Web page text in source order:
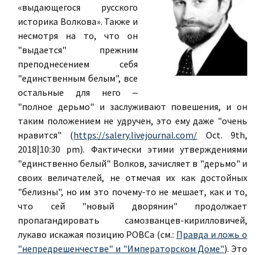
«выдающегося русского
историка Волкова». Также и
несмотря на то, что он
"выдается" прежним
преподнесением себя
"единственным белым", все
остальные для него ‒
"полное дерьмо" и заслуживают повешения, и он
таким положением не удручен, это ему даже "очень
нравится" (https://salery.livejournal.com/ Oct. 9th,
2018|10:30 pm). Фактически этими утверждениями
"единственно белый" Волков, зачисляет в "дерьмо" и
своих величателей, не отмечая их как достойных
"белизны", но им это почему-то не мешает, как и то,
что сей "новый дворянин" продолжает
пропагандировать самозванцев-кирилловичей,
лукаво искажая позицию РОВСа (см.: Правда и ложь о
"непредрешенчестве" и "Императорском Доме"). Это